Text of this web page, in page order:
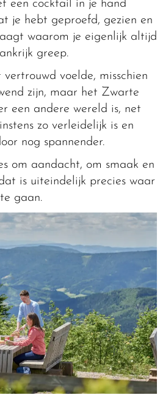
een cocktail in je hand
je hebt geproefd, gezien en
waarom je eigenlijk altijd
greep.
voelde, misschien
zijn, maar het Zwarte
een andere wereld is, net
zo verleidelijk is en
nog spannender.
om aandacht, om smaak en
is uiteindelijk precies waar
gaan.